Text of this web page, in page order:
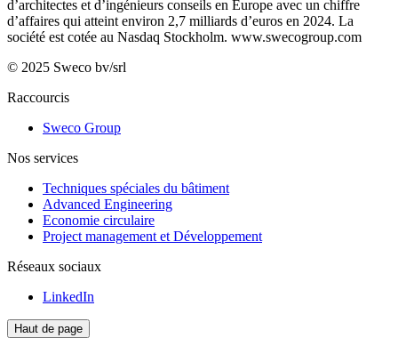
d’architectes et d’ingénieurs conseils en Europe avec un chiffre
d’affaires qui atteint environ 2,7 milliards d’euros en 2024. La
société est cotée au Nasdaq Stockholm. www.swecogroup.com
© 2025 Sweco bv/srl
Raccourcis
Sweco Group
Nos services
Techniques spéciales du bâtiment
Advanced Engineering
Economie circulaire
Project management et Développement
Réseaux sociaux
LinkedIn
Haut de page